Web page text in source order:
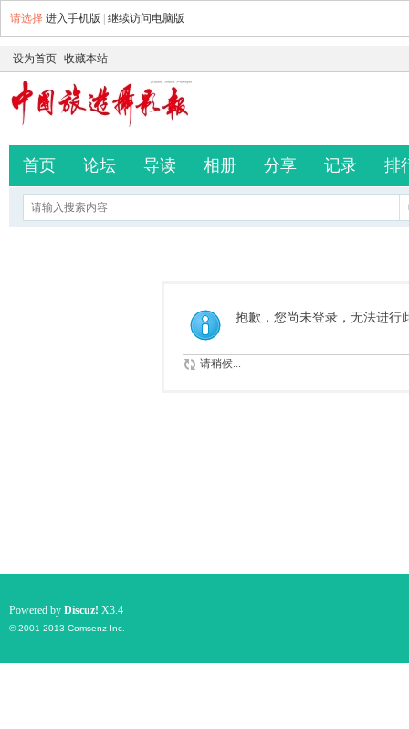
请选择 进入手机版 继续访问电脑版
设为首页 收藏本站
首页 论坛 导读 相册 分享 记录 排
抱歉，您尚未登录，无法进行
请稍候...
Powered by Discuz! X3.4
© 2001-2013 Comsenz Inc.